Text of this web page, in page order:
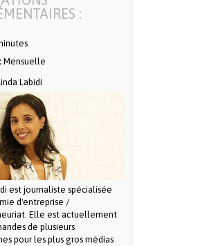
:
Mensuelle
Labidi
est journaliste spécialisée
d'entreprise /
Elle est actuellement
de plusieurs
pour les plus gros médias